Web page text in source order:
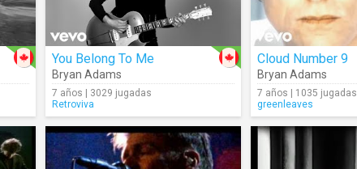
You Belong To Me
Bryan Adams
7 años | 3029 jugadas
Retroviva
Cloud Number 9
Bryan Adams
7 años | 1035 jugadas
greenleaves